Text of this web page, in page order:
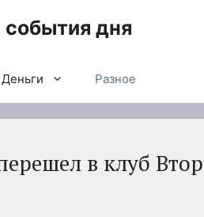
дня
Деньги Разное
в клуб